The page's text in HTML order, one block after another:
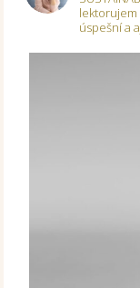
úspešní a